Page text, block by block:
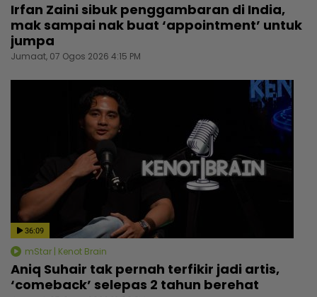
Irfan Zaini sibuk penggambaran di India,
mak sampai nak buat ‘appointment’ untuk
jumpa
Jumaat, 07 Ogos 2026 4:15 PM
36:09
mStar | Kenot Brain
Aniq Suhair tak pernah terfikir jadi artis,
‘comeback’ selepas 2 tahun berehat